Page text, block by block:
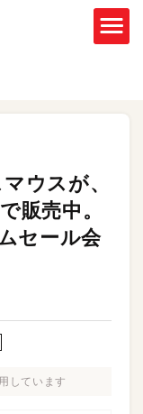
ウスが、
販売中。
セール会
しています